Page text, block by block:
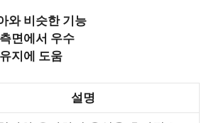
와 비슷한 기능
면에서 우수
지에 도움
설명